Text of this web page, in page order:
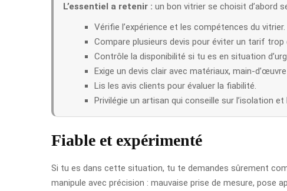
L’essentiel a retenir : un bon vitrier se choisit d’abord
Vérifie l’expérience et les compétences du vitrier.
Compare plusieurs devis pour éviter un tarif trop
Contrôle la disponibilité si tu es en situation
Exige un devis clair avec matériaux, main-
Lis les avis clients pour évaluer la fiabilité.
Privilégie un artisan qui conseille sur l’isolation et
Fiable et expérimenté
Si tu es dans cette situation, tu te demandes sûrement
manipule avec précision : mauvaise prise de mesure, pose